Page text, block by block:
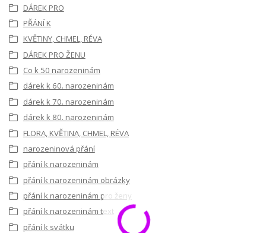
DÁREK PRO
PŘÁNÍ K
KVĚTINY, CHMEL, RÉVA
DÁREK PRO ŽENU
Co k 50 narozeninám
dárek k 60. narozeninám
dárek k 70. narozeninám
dárek k 80. narozeninám
FLORA, KVĚTINA, CHMEL, RÉVA
narozeninová přání
přání k narozeninám
přání k narozeninám obrázky
přání k narozeninám pro ženy
přání k narozeninám text
přání k svátku